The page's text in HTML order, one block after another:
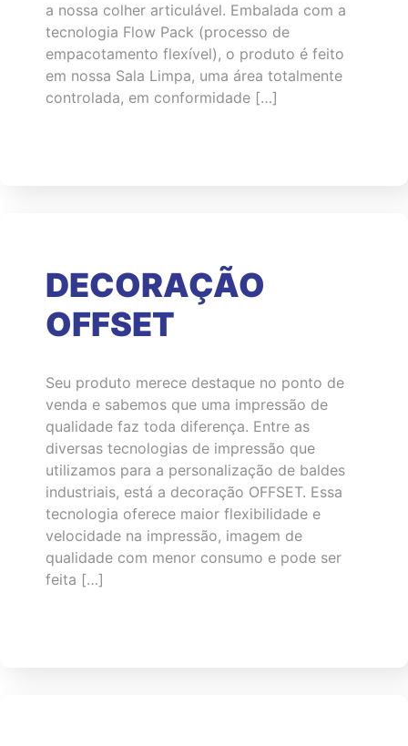
a nossa colher articulável. Embalada com a
tecnologia Flow Pack (processo de
empacotamento flexível), o produto é feito
em nossa Sala Limpa, uma área totalmente
controlada, em conformidade […]
DECORAÇÃO
OFFSET
Seu produto merece destaque no ponto de
venda e sabemos que uma impressão de
qualidade faz toda diferença. Entre as
diversas tecnologias de impressão que
utilizamos para a personalização de baldes
industriais, está a decoração OFFSET. Essa
tecnologia oferece maior flexibilidade e
velocidade na impressão, imagem de
qualidade com menor consumo e pode ser
feita […]